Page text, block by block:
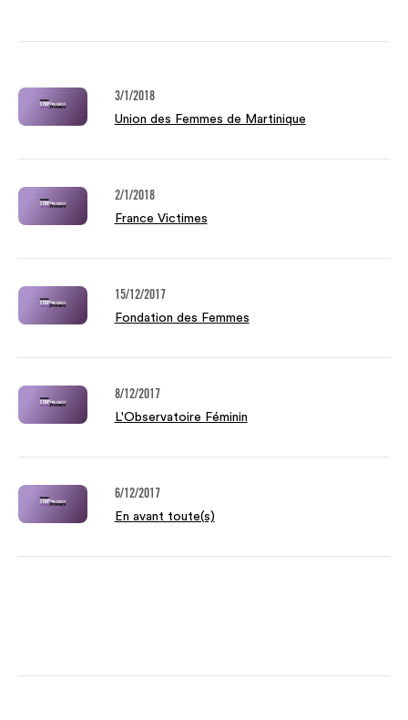
3/1/2018
Union des Femmes de Martinique
2/1/2018
France Victimes
15/12/2017
Fondation des Femmes
8/12/2017
L'Observatoire Féminin
6/12/2017
En avant toute(s)